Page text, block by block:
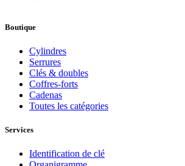
Boutique
Cylindres
Serrures
Clés & doubles
Coffres-forts
Cadenas
Toutes les catégories
Services
Identification de clé